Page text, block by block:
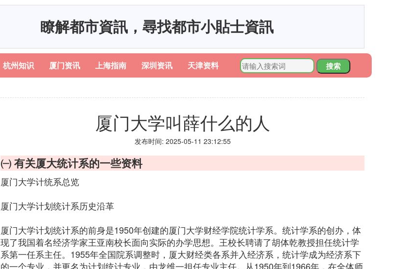
瞭解都市資訊，尋找都市小貼士資訊
杭州知识 厦门资讯 上海指南 深圳资讯 天津资料
搜索
厦门大学叫薛什么的人
发布时间: 2025-05-11 23:12:55
㈠ 有关厦大统计系的一些资料
厦门大学计统系总览
厦门大学计划统计系历史沿革
厦门大学计划统计系的前身是1950年创建的厦门大学财经学院统计学系。统计学系的创办，体
现了我国着名经济学家王亚南校长面向实际的办学思想。王校长聘请了胡体乾教授担任统计学
系第一任系主任。1955年全国院系调整时，厦大财经类各系并入经济系，统计学成为经济系下
的一个专业，并更名为计划统计专业，由龙维一担任专业主任。从1950年到1966年，在全体师